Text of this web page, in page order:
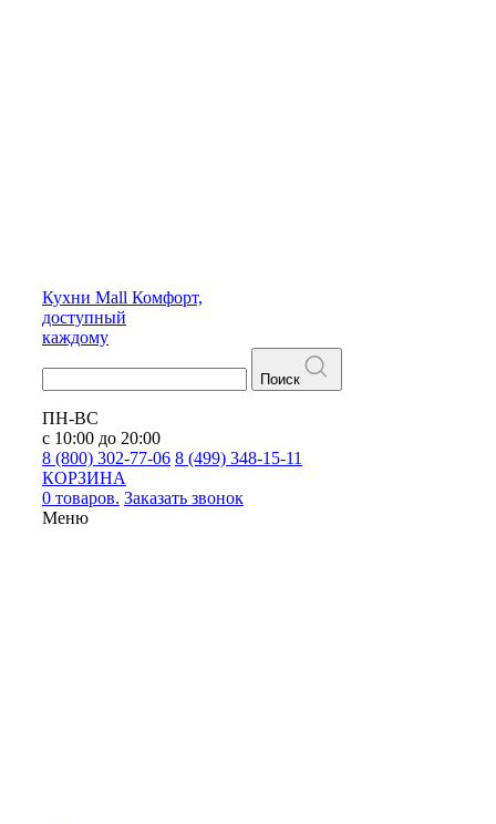
Кухни Mall Комфорт,
доступный
каждому
Поиск
ПН-ВС
с 10:00 до 20:00
8 (800) 302-77-06 8 (499) 348-15-11
КОРЗИНА
0 товаров. Заказать звонок
Меню